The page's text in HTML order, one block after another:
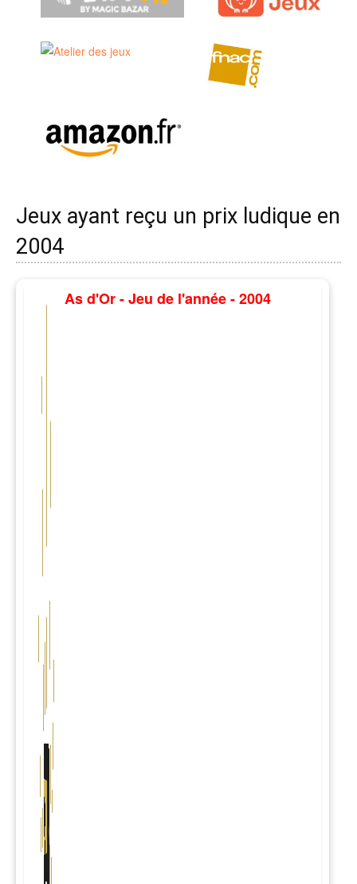
Jeux ayant reçu un prix ludique en
2004
As d'Or - Jeu de l'année - 2004